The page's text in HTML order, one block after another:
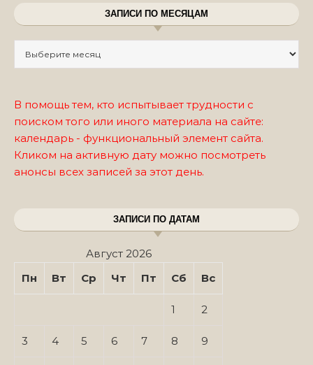
ЗАПИСИ ПО МЕСЯЦАМ
В помощь тем, кто испытывает трудности с
поиском того или иного материала на сайте:
календарь - функциональный элемент сайта.
Кликом на активную дату можно посмотреть
анонсы всех записей за этот день.
ЗАПИСИ ПО ДАТАМ
Август 2026
Пн
Вт Ср Чт Пт Сб Вс
1 2
3 4 5 6 7 8 9